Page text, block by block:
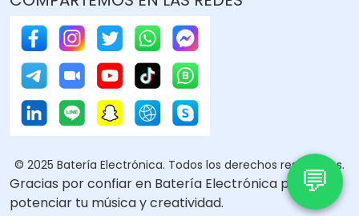
© 2025 Batería Electrónica. Todos los derechos reservados.
Gracias por confiar en Batería Electrónica para
potenciar tu música y creatividad.
💬